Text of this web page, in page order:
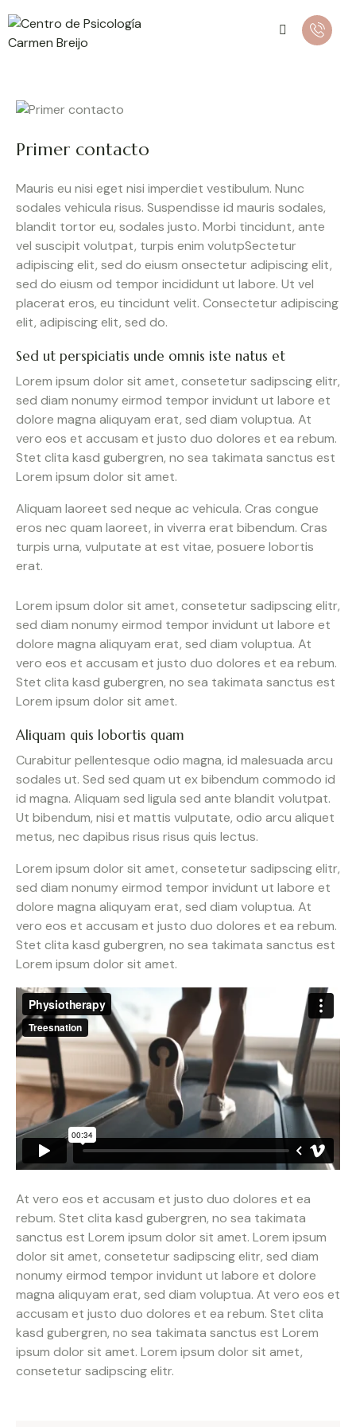
Primer contacto
Mauris eu nisi eget nisi imperdiet vestibulum. Nunc
sodales vehicula risus. Suspendisse id mauris sodales,
blandit tortor eu, sodales justo. Morbi tincidunt, ante
vel suscipit volutpat, turpis enim volutpSectetur
adipiscing elit, sed do eiusm onsectetur adipiscing elit,
sed do eiusm od tempor incididunt ut labore. Ut vel
placerat eros, eu tincidunt velit. Consectetur adipiscing
elit, adipiscing elit, sed do.
Sed ut perspiciatis unde omnis iste natus et
Lorem ipsum dolor sit amet, consetetur sadipscing elitr,
sed diam nonumy eirmod tempor invidunt ut labore et
dolore magna aliquyam erat, sed diam voluptua. At
vero eos et accusam et justo duo dolores et ea rebum.
Stet clita kasd gubergren, no sea takimata sanctus est
Lorem ipsum dolor sit amet.
Aliquam laoreet sed neque ac vehicula. Cras congue
eros nec quam laoreet, in viverra erat bibendum. Cras
turpis urna, vulputate at est vitae, posuere lobortis
erat.
Lorem ipsum dolor sit amet, consetetur sadipscing elitr,
sed diam nonumy eirmod tempor invidunt ut labore et
dolore magna aliquyam erat, sed diam voluptua. At
vero eos et accusam et justo duo dolores et ea rebum.
Stet clita kasd gubergren, no sea takimata sanctus est
Lorem ipsum dolor sit amet.
Aliquam quis lobortis quam
Curabitur pellentesque odio magna, id malesuada arcu
sodales ut. Sed sed quam ut ex bibendum commodo id
id magna. Aliquam sed ligula sed ante blandit volutpat.
Ut bibendum, nisi et mattis vulputate, odio arcu aliquet
metus, nec dapibus risus risus quis lectus.
Lorem ipsum dolor sit amet, consetetur sadipscing elitr,
sed diam nonumy eirmod tempor invidunt ut labore et
dolore magna aliquyam erat, sed diam voluptua. At
vero eos et accusam et justo duo dolores et ea rebum.
Stet clita kasd gubergren, no sea takimata sanctus est
Lorem ipsum dolor sit amet.
At vero eos et accusam et justo duo dolores et ea
rebum. Stet clita kasd gubergren, no sea takimata
sanctus est Lorem ipsum dolor sit amet. Lorem ipsum
dolor sit amet, consetetur sadipscing elitr, sed diam
nonumy eirmod tempor invidunt ut labore et dolore
magna aliquyam erat, sed diam voluptua. At vero eos et
accusam et justo duo dolores et ea rebum. Stet clita
kasd gubergren, no sea takimata sanctus est Lorem
ipsum dolor sit amet. Lorem ipsum dolor sit amet,
consetetur sadipscing elitr.